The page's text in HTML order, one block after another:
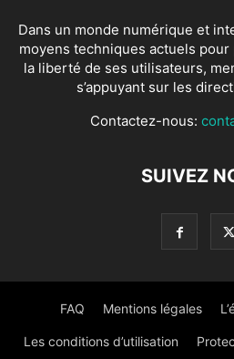
Dans un monde numérique et
moyens techniques actuels
la liberté de ses utilisateurs,
s’appuyant sur les
Contactez-nous:
SUIVEZ
FAQ Mentions légales
Les conditions d’utilisation